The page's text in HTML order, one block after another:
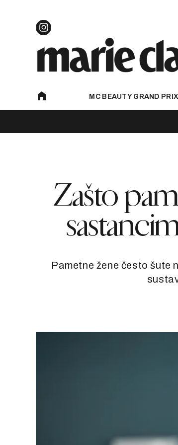
MC BEAUTY GRAND
Zašto
Pametne žene često šute